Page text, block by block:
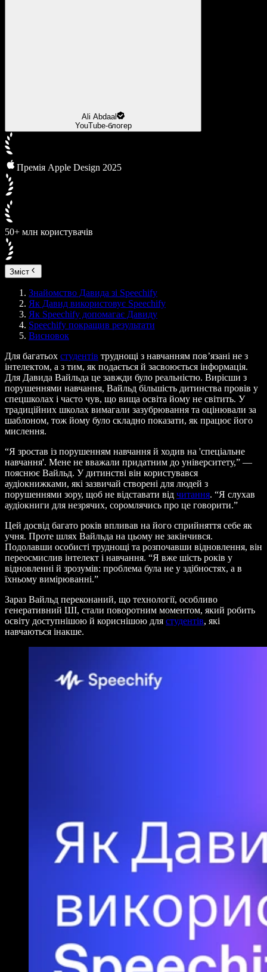
Ali Abdaal
YouTube-блогер
Премія Apple Design 2025
50+ млн користувачів
Зміст
Знайомство Давида зі Speechify
Як Давид використовує Speechify
Як Speechify допомагає Давиду
Speechify покращив результати
Висновок
Для багатьох студентів труднощі з навчанням пов’язані не з
інтелектом, а з тим, як подається й засвоюється інформація.
Для Давида Вайльда це завжди було реальністю. Вирісши з
порушеннями навчання, Вайльд більшість дитинства провів у
спецшколах і часто чув, що вища освіта йому не світить. У
традиційних школах вимагали зазубрювання та оцінювали за
шаблоном, тож йому було складно показати, як працює його
мислення.
“Я зростав із порушенням навчання й ходив на 'спеціальне
навчання'. Мене не вважали придатним до університету,” —
пояснює Вайльд. У дитинстві він користувався
аудіокнижками, які зазвичай створені для людей з
порушеннями зору, щоб не відставати від читання. “Я слухав
аудіокниги для незрячих, соромлячись про це говорити.”
Цей досвід багато років впливав на його сприйняття себе як
учня. Проте шлях Вайльда на цьому не закінчився.
Подолавши особисті труднощі та розпочавши відновлення, він
переосмислив інтелект і навчання. “Я вже шість років у
відновленні й зрозумів: проблема була не у здібностях, а в
їхньому вимірюванні.”
Зараз Вайльд переконаний, що технології, особливо
генеративний ШІ, стали поворотним моментом, який робить
освіту доступнішою й кориснішою для студентів, які
навчаються інакше.